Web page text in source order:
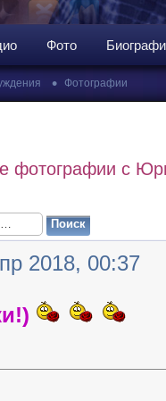
Фото
• Фотографии
фотографии с
2018, 00:37